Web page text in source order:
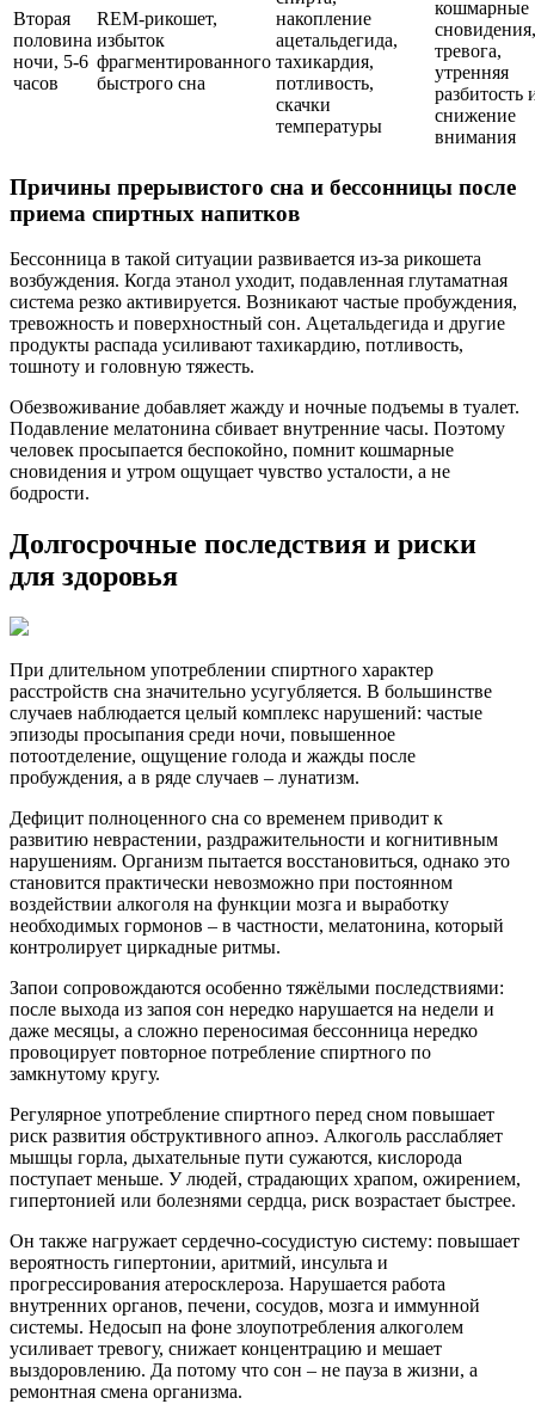
Вторая
половина
ночи, 5-6
часов
REM-рикошет,
избыток
фрагментированного
быстрого сна
накопление
ацетальдегида,
тахикардия,
потливость,
скачки
температуры
кошмарные
сновидения,
тревога,
утренняя
разбитость
снижение
внимания
Причины прерывистого сна и бессонницы после
приема спиртных напитков
Бессонница в такой ситуации развивается из-за рикошета
возбуждения. Когда этанол уходит, подавленная глутаматная
система резко активируется. Возникают частые пробуждения,
тревожность и поверхностный сон. Ацетальдегида и другие
продукты распада усиливают тахикардию, потливость,
тошноту и головную тяжесть.
Обезвоживание добавляет жажду и ночные подъемы в туалет.
Подавление мелатонина сбивает внутренние часы. Поэтому
человек просыпается беспокойно, помнит кошмарные
сновидения и утром ощущает чувство усталости, а не
бодрости.
Долгосрочные последствия и риски
для здоровья
При длительном употреблении спиртного характер
расстройств сна значительно усугубляется. В большинстве
случаев наблюдается целый комплекс нарушений: частые
эпизоды просыпания среди ночи, повышенное
потоотделение, ощущение голода и жажды после
пробуждения, а в ряде случаев – лунатизм.
Дефицит полноценного сна со временем приводит к
развитию неврастении, раздражительности и когнитивным
нарушениям. Организм пытается восстановиться, однако это
становится практически невозможно при постоянном
воздействии алкоголя на функции мозга и выработку
необходимых гормонов – в частности, мелатонина, который
контролирует циркадные ритмы.
Запои сопровождаются особенно тяжёлыми последствиями:
после выхода из запоя сон нередко нарушается на недели и
даже месяцы, а сложно переносимая бессонница нередко
провоцирует повторное потребление спиртного по
замкнутому кругу.
Регулярное употребление спиртного перед сном повышает
риск развития обструктивного апноэ. Алкоголь расслабляет
мышцы горла, дыхательные пути сужаются, кислорода
поступает меньше. У людей, страдающих храпом, ожирением,
гипертонией или болезнями сердца, риск возрастает быстрее.
Он также нагружает сердечно-сосудистую систему: повышает
вероятность гипертонии, аритмий, инсульта и
прогрессирования атеросклероза. Нарушается работа
внутренних органов, печени, сосудов, мозга и иммунной
системы. Недосып на фоне злоупотребления алкоголем
усиливает тревогу, снижает концентрацию и мешает
выздоровлению. Да потому что сон – не пауза в жизни, а
ремонтная смена организма.